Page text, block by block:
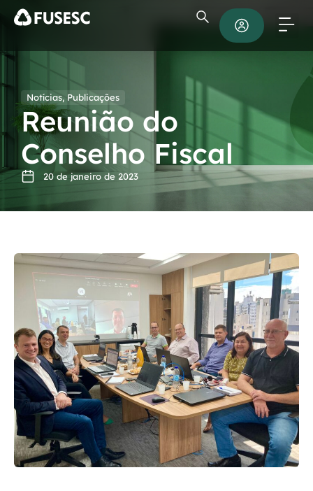
Notícias, Publicações
Reunião do
Conselho Fiscal
20 de janeiro de 2023